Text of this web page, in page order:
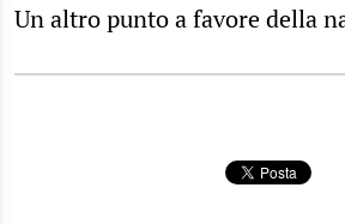
Un altro punto a favore della